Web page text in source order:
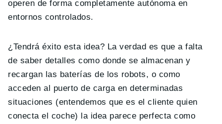
operen de forma completamente autónoma en
entornos controlados.
¿Tendrá éxito esta idea? La verdad es que a falta
de saber detalles como donde se almacenan y
recargan las baterías de los robots, o como
acceden al puerto de carga en determinadas
situaciones (entendemos que es el cliente quien
conecta el coche) la idea parece perfecta como